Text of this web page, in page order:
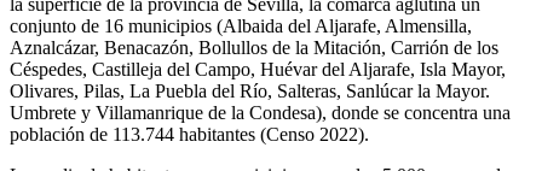
la superficie de la provincia de Sevilla, la comarca aglutina un
conjunto de 16 municipios (Albaida del Aljarafe, Almensilla,
Aznalcázar, Benacazón, Bollullos de la Mitación, Carrión de los
Céspedes, Castilleja del Campo, Huévar del Aljarafe, Isla Mayor,
Olivares, Pilas, La Puebla del Río, Salteras, Sanlúcar la Mayor.
Umbrete y Villamanrique de la Condesa), donde se concentra una
población de 113.744 habitantes (Censo 2022).